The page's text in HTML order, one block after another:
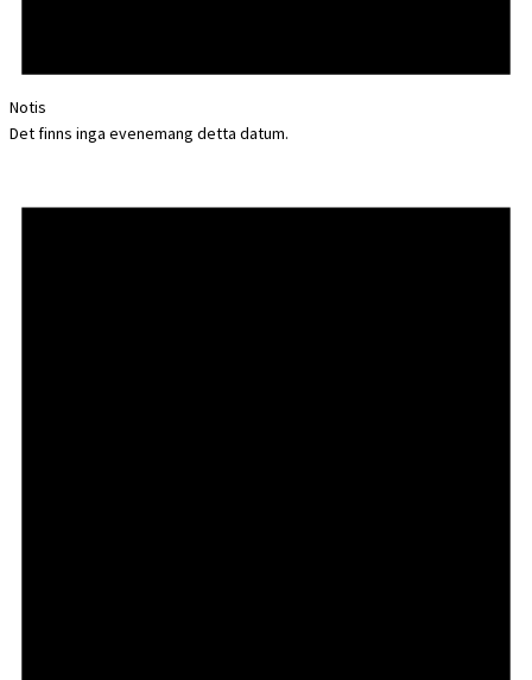
Notis
Det finns inga evenemang detta datum.